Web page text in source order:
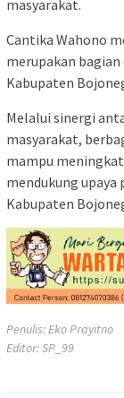
masyarakat.
Cantika Wahono
merupakan
Kabupaten
Melalui sinergi
masyarakat,
mampu
mendukung
Kabupaten
Penulis: Eko Prayitno
Editor: SP_99